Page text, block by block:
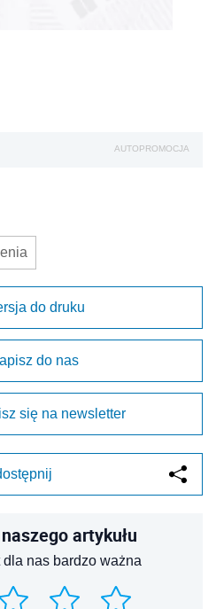
AUTOPROMOCJA
do druku
do nas
się na newsletter
artykułu
nas bardzo ważna